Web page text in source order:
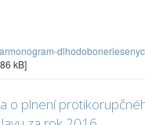
kB]
o plnení